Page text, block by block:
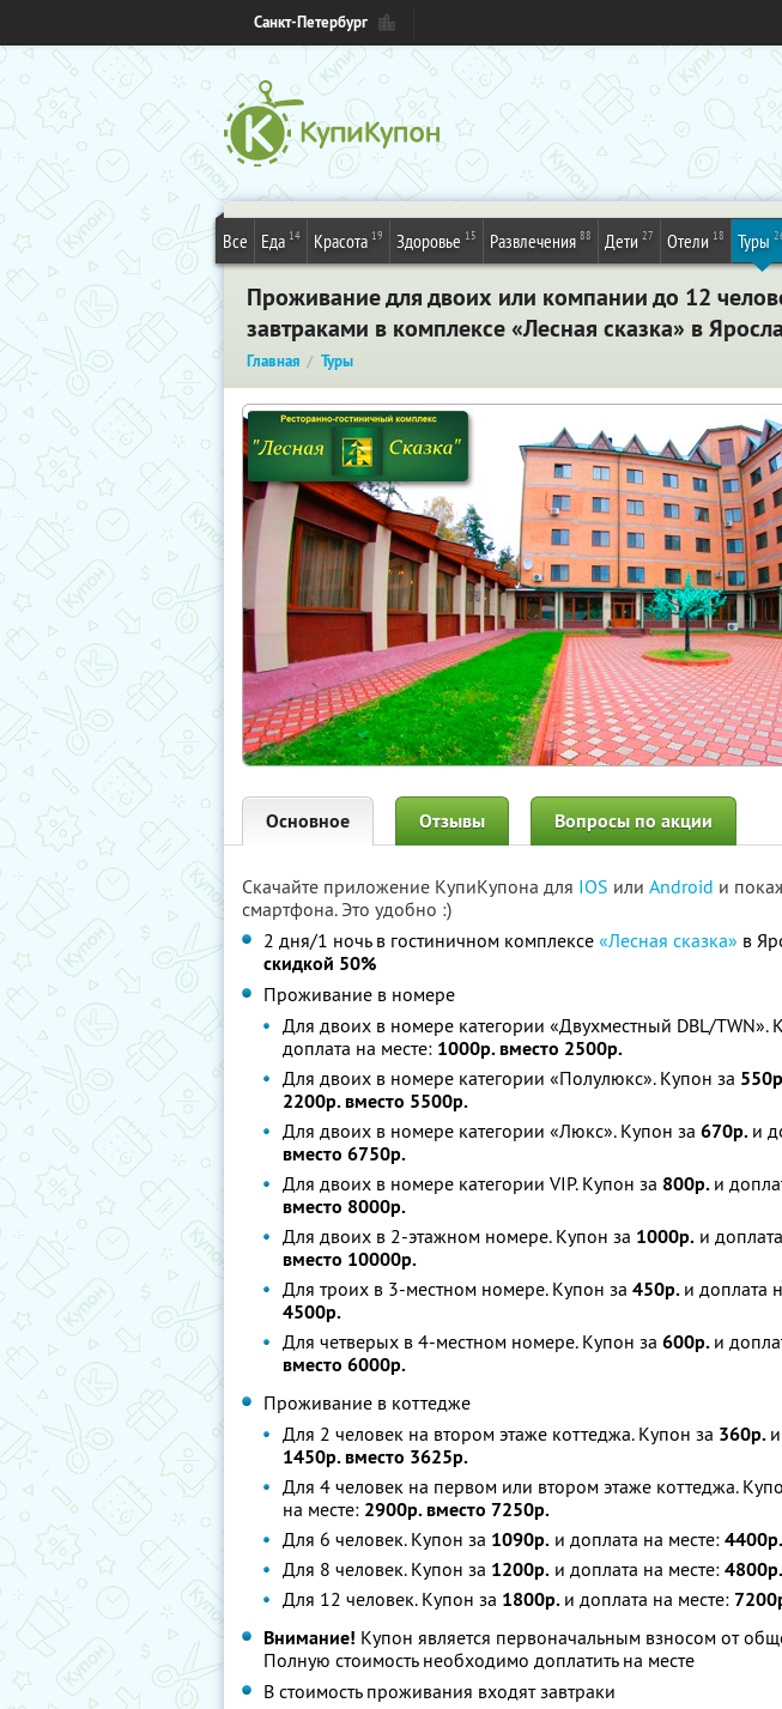
Санкт-Петербург
Все Еда 14 Красота 19 Здоровье 15 Развлечения 88 Дети 27 Отели 18 Туры
Проживание для двоих или компании до 12
завтраками в комплексе «Лесная сказка» в
Главная Туры
Основное Отзывы Вопросы по акции
Скачайте приложение КупиКупона для IOS или Android и
смартфона. Это удобно :)
2 дня/1 ночь в гостиничном комплексе «Лесная сказка» в
скидкой 50%
Проживание в номере
Для двоих в номере категории «Двухместный DBL/TWN».
доплата на месте: 1000р. вместо 2500р.
Для двоих в номере категории «Полулюкс». Купон за
2200р. вместо 5500р.
Для двоих в номере категории «Люкс». Купон за 670р. и
вместо 6750р.
Для двоих в номере категории VIP. Купон за 800р. и
вместо 8000р.
Для двоих в 2-этажном номере. Купон за 1000р. и
вместо 10000р.
Для троих в 3-местном номере. Купон за 450р. и доплата
4500р.
Для четверых в 4-местном номере. Купон за 600р. и
вместо 6000р.
Проживание в коттедже
Для 2 человек на втором этаже коттеджа. Купон за 360р.
1450р. вместо 3625р.
Для 4 человек на первом или втором этаже коттеджа.
на месте: 2900р. вместо 7250р.
Для 6 человек. Купон за 1090р. и доплата на месте:
Для 8 человек. Купон за 1200р. и доплата на месте:
Для 12 человек. Купон за 1800р. и доплата на месте:
Внимание! Купон является первоначальным взносом от
Полную стоимость необходимо доплатить на месте
В стоимость проживания входят завтраки